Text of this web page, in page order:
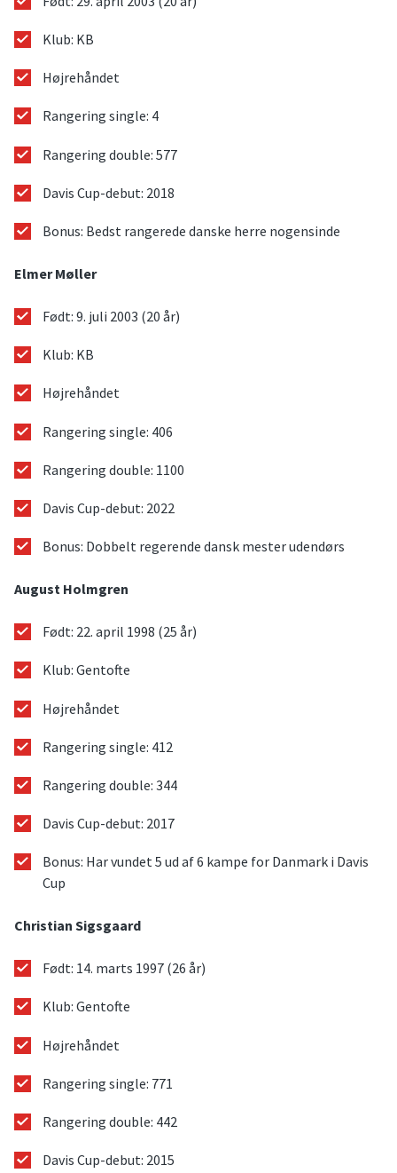
Klub: KB
Højrehåndet
Rangering single: 4
Rangering double: 577
Davis Cup-debut: 2018
Bonus: Bedst rangerede danske herre nogensinde
Elmer Møller
Født: 9. juli 2003 (20 år)
Klub: KB
Højrehåndet
Rangering single: 406
Rangering double: 1100
Davis Cup-debut: 2022
Bonus: Dobbelt regerende dansk mester udendørs
August Holmgren
Født: 22. april 1998 (25 år)
Klub: Gentofte
Højrehåndet
Rangering single: 412
Rangering double: 344
Davis Cup-debut: 2017
Bonus: Har vundet 5 ud af 6 kampe for Danmark i Davis
Cup
Christian Sigsgaard
Født: 14. marts 1997 (26 år)
Klub: Gentofte
Højrehåndet
Rangering single: 771
Rangering double: 442
Davis Cup-debut: 2015